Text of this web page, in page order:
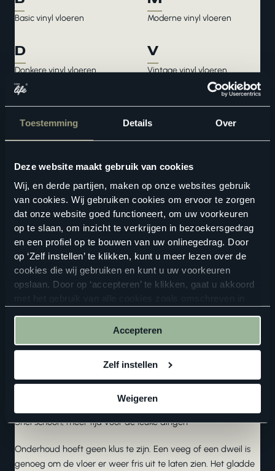
Toestemming Details Over
Deze website maakt gebruik van cookies
Wij, en derde partijen, maken op onze websites gebruik
van cookies. Wij gebruiken cookies om ervoor te zorgen
dat onze website goed functioneert, om uw voorkeuren
op te slaan, om inzicht te verkrijgen in bezoekersgedrag
en een profiel op te bouwen van uw onlinegedrag. Door
op ‘Zelf instellen’ te klikken, kunt u meer lezen over de
cookies die wij gebruiken en kunt u uw voorkeuren
opslaan. Door op ‘accepteren’ te klikken, gaat u akkoord
Accepteren
Zelf instellen
Weigeren
Basic vinyl vloeren
D
Donkere vinyl vloeren
G
Gemiddelde kleur vinyl
K
Klassieke vinyl vloeren
L
Landelijke vinyl vloeren
Lichte vinyl vloeren
Moderne vinyl vloeren
V
Vintage vinyl vloeren
Vinyl geschikt voor huisdieren
Vinyl geschikt voor winkels en
kantoren
Vinyl vloeren voor je
Vinyl vloeren voor je
slaapkamer
Vinyl vloeren voor je
woonkamer
Bestand tegen krabben, vlekken en alle speelsheid
van Floorlife zijn gebouwd voor gebruik.
Veerkrachtig materiaal zorgt ervoor dat krassen, vlekken en
andere ongelukjes geen kans krijgen. Of jouw kat nu zijn
nagels slijpt of de hond nat binnenkomt, de vloer houdt het
Snel schoon, meer tijd voor de leuke dingen
Onderhoud hoeft geen klus te zijn. Een veeg of een dweil is
genoeg om de vloer er weer fris uit te laten zien. Het gladde